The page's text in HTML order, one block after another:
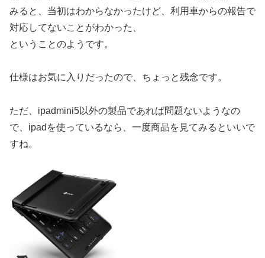
みると、当初はわからなかったけど、利用車からの報告で
対応してないことがわかった、
ということのようです。
仕様はお気に入りだったので、ちょっと残念です。
ただ、ipadmini5以外の製品であれば問題ないようなの
で、ipadを使っているなら、一度商品を見てみるといいで
すね。